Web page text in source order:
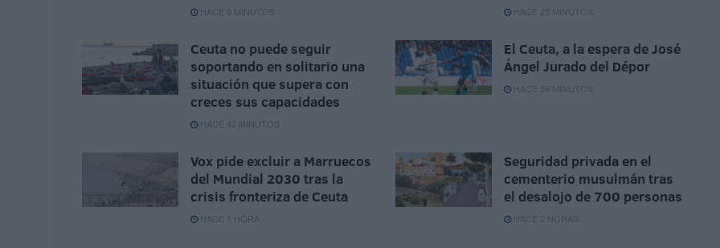
HACE 9 MINUTOS HACE 25 MINUTOS
Ceuta no puede seguir
soportando en solitario una
situación que supera con
creces sus capacidades
HACE 47 MINUTOS
El Ceuta, a la espera de José
Ángel Jurado del Dépor
HACE 56 MINUTOS
Vox pide excluir a Marruecos
del Mundial 2030 tras la
crisis fronteriza de Ceuta
HACE 1 HORA
Seguridad privada en el
cementerio musulmán tras
el desalojo de 700 personas
HACE 2 HORAS